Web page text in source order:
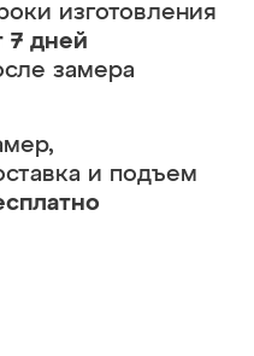
изготовления
7 дней
замера
и подъем